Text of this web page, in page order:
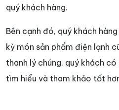
quý khách hàng.
Bên cạnh đó, quý khách
kỳ món sản phẩm điện lạnh
thanh lý chúng, quý khách
tìm hiểu và tham khảo tốt